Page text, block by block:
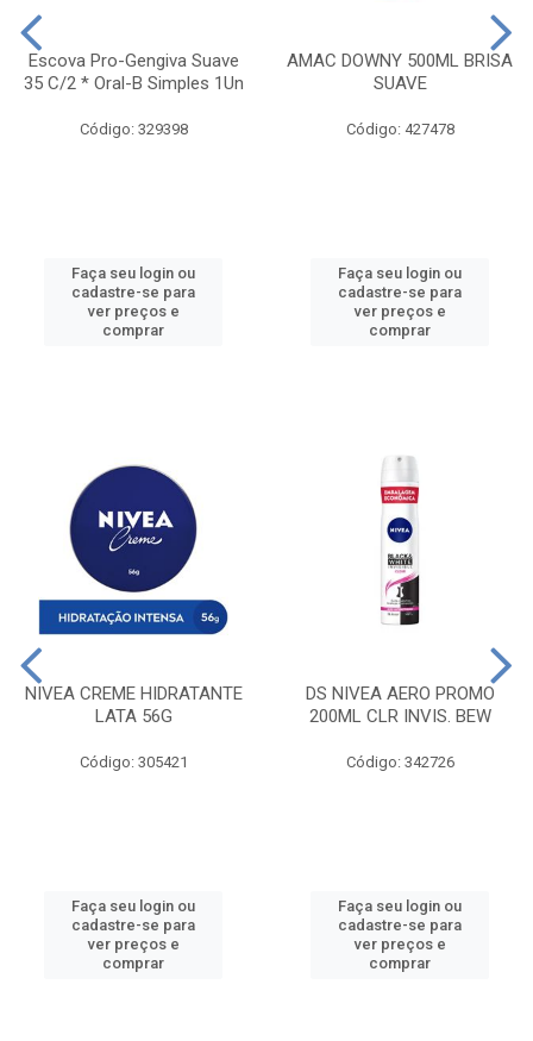
Escova Pro-Gengiva Suave
35 C/2 * Oral-B Simples 1Un
Código: 329398
Faça seu login ou
cadastre-se para
ver preços e
comprar
AMAC DOWNY 500ML BRISA
SUAVE
Código: 427478
Faça seu login ou
cadastre-se para
ver preços e
comprar
NIVEA CREME HIDRATANTE
LATA 56G
Código: 305421
Faça seu login ou
cadastre-se para
ver preços e
comprar
DS NIVEA AERO PROMO
200ML CLR INVIS. BEW
Código: 342726
Faça seu login ou
cadastre-se para
ver preços e
comprar